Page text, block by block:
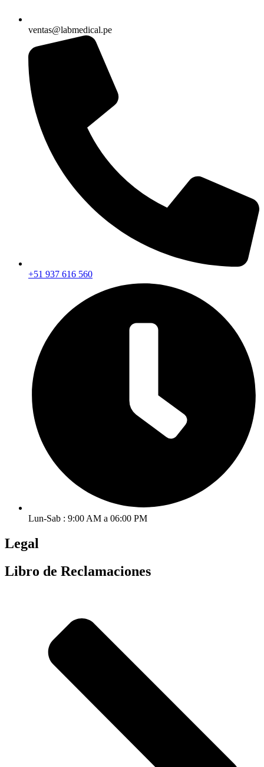
ventas@labmedical.pe
+51 937 616 560
Lun-Sab : 9:00 AM a 06:00 PM
Legal
Libro de Reclamaciones